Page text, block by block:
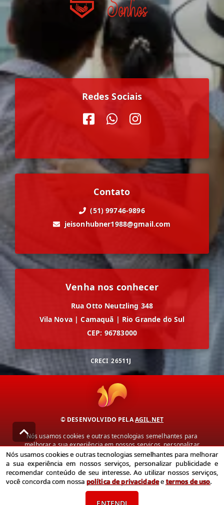
Redes Sociais
Contato
(51) 99746-9896
jeisonhubner1988@gmail.com
Venha nos conhecer
Rua Otto Neutzling 348
Vila Nova | Camaquã | Rio Grande do Sul
CEP: 96783000
CRECI 26511J
© DESENVOLVIDO PELAAGIL.NET
Nós usamos cookies e outras tecnologias semelhantes para
melhorar a sua experiência em nossos serviços, personalizar
publicidade e recomendar conteúdo de seu interesse. Ao utilizar
nossos serviços, você concorda com nossa política de privacidade e
termos de uso.
Política de Privacidade Termos de uso
Nós usamos cookies e outras tecnologias semelhantes para melhorar
a sua experiência em nossos serviços, personalizar publicidade e
recomendar conteúdo de seu interesse. Ao utilizar nossos serviços,
você concorda com nossa política de privacidadeetermos de uso.
ENTENDI